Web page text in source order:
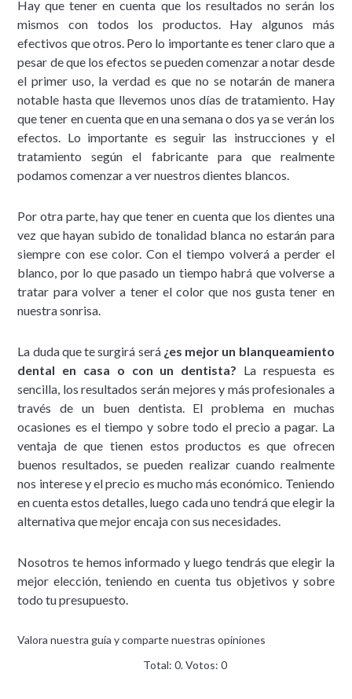
Hay que tener en cuenta que los resultados no serán los
mismos con todos los productos. Hay algunos más
efectivos que otros. Pero lo importante es tener claro que a
pesar de que los efectos se pueden comenzar a notar desde
el primer uso, la verdad es que no se notarán de manera
notable hasta que llevemos unos días de tratamiento. Hay
que tener en cuenta que en una semana o dos ya se verán los
efectos. Lo importante es seguir las instrucciones y el
tratamiento según el fabricante para que realmente
podamos comenzar a ver nuestros dientes blancos.
Por otra parte, hay que tener en cuenta que los dientes una
vez que hayan subido de tonalidad blanca no estarán para
siempre con ese color. Con el tiempo volverá a perder el
blanco, por lo que pasado un tiempo habrá que volverse a
tratar para volver a tener el color que nos gusta tener en
nuestra sonrisa.
La duda que te surgirá será ¿es mejor un blanqueamiento
dental en casa o con un dentista? La respuesta es
sencilla, los resultados serán mejores y más profesionales a
través de un buen dentista. El problema en muchas
ocasiones es el tiempo y sobre todo el precio a pagar. La
ventaja de que tienen estos productos es que ofrecen
buenos resultados, se pueden realizar cuando realmente
nos interese y el precio es mucho más económico. Teniendo
en cuenta estos detalles, luego cada uno tendrá que elegir la
alternativa que mejor encaja con sus necesidades.
Nosotros te hemos informado y luego tendrás que elegir la
mejor elección, teniendo en cuenta tus objetivos y sobre
todo tu presupuesto.
Valora nuestra guía y comparte nuestras opiniones
Total:0. Votos:0